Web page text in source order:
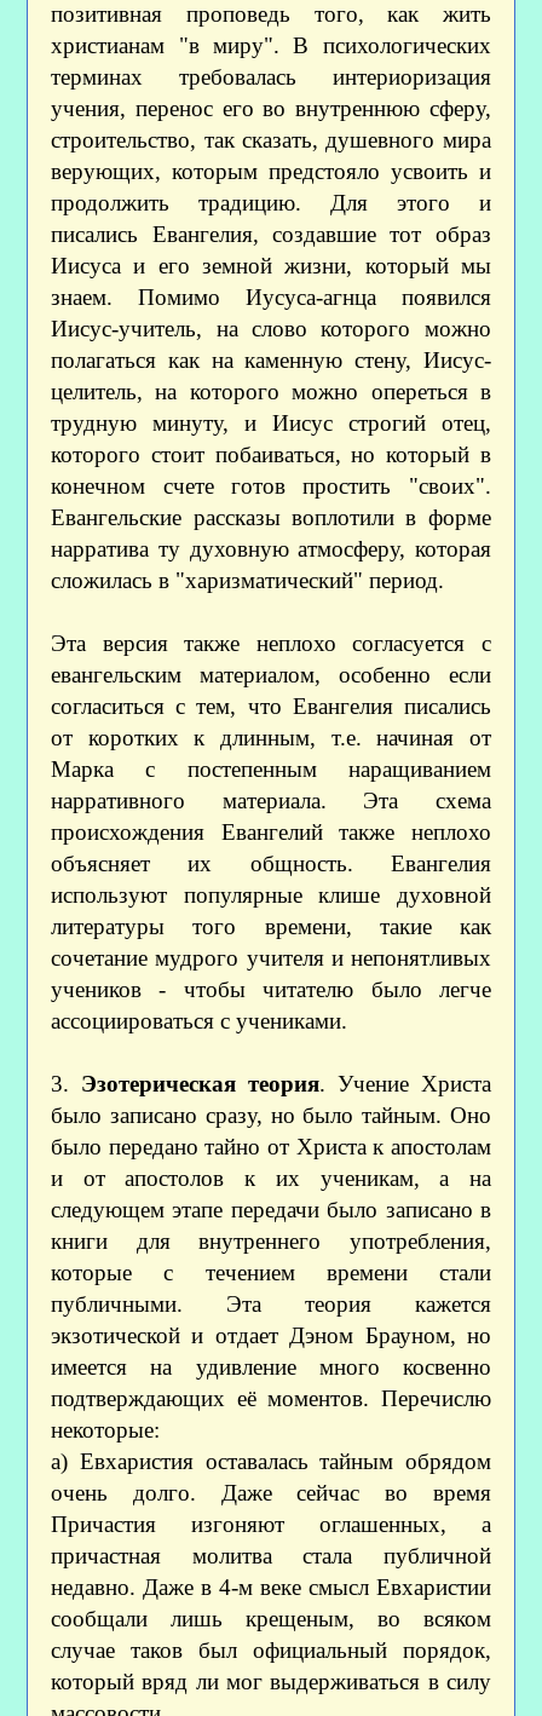
позитивная проповедь того, как жить
христианам "в миру". В психологических
терминах требовалась интериоризация
учения, перенос его во внутреннюю сферу,
строительство, так сказать, душевного мира
верующих, которым предстояло усвоить и
продолжить традицию. Для этого и
писались Евангелия, создавшие тот образ
Иисуса и его земной жизни, который мы
знаем. Помимо Иусуса-агнца появился
Иисус-учитель, на слово которого можно
полагаться как на каменную стену, Иисус-
целитель, на которого можно опереться в
трудную минуту, и Иисус строгий отец,
которого стоит побаиваться, но который в
конечном счете готов простить "своих".
Евангельские рассказы воплотили в форме
нарратива ту духовную атмосферу, которая
сложилась в "харизматический" период.
Эта версия также неплохо согласуется с
евангельским материалом, особенно если
согласиться с тем, что Евангелия писались
от коротких к длинным, т.е. начиная от
Марка с постепенным наращиванием
нарративного материала. Эта схема
происхождения Евангелий также неплохо
объясняет их общность. Евангелия
используют популярные клише духовной
литературы того времени, такие как
сочетание мудрого учителя и непонятливых
учеников - чтобы читателю было легче
ассоциироваться с учениками.
3. Эзотерическая теория. Учение Христа
было записано сразу, но было тайным. Оно
было передано тайно от Христа к апостолам
и от апостолов к их ученикам, а на
следующем этапе передачи было записано в
книги для внутреннего употребления,
которые с течением времени стали
публичными. Эта теория кажется
экзотической и отдает Дэном Брауном, но
имеется на удивление много косвенно
подтверждающих её моментов. Перечислю
некоторые:
а) Евхаристия оставалась тайным обрядом
очень долго. Даже сейчас во время
Причастия изгоняют оглашенных, а
причастная молитва стала публичной
недавно. Даже в 4-м веке смысл Евхаристии
сообщали лишь крещеным, во всяком
случае таков был официальный порядок,
который вряд ли мог выдерживаться в силу